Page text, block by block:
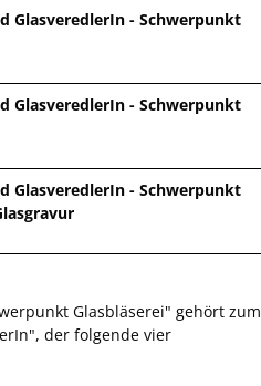
GlasveredlerIn - Schwerpunkt
GlasveredlerIn - Schwerpunkt
GlasveredlerIn - Schwerpunkt
Glasbläserei" gehört zum
der folgende vier